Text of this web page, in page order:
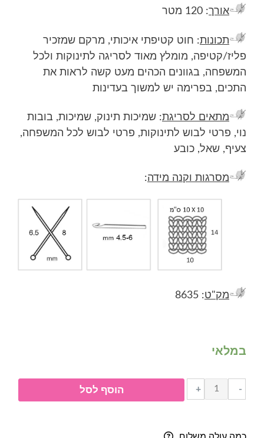
אורך: 120 מטר
תכונות: חוט קטיפתי איכותי, מרקם שמזכיר
פליז/קטיפה, מומלץ מאוד לסריגה לתינוקות ולכל
המשפחה, בגוונים הכהים מעט קשה לראות את
התכים, בפרימה יש למשוך בעדינות
מתאים לסריגת: שמיכות תינוק, שמיכות, בובות
נוי, פרטי לבוש לתינוקות, פרטי לבוש לכל המשפחה,
צעיף, שאל, כובע
מסרגות וקנה מידה:
מק"ט: 8635
במלאי
-
כמות
של
+ הוסף לסל